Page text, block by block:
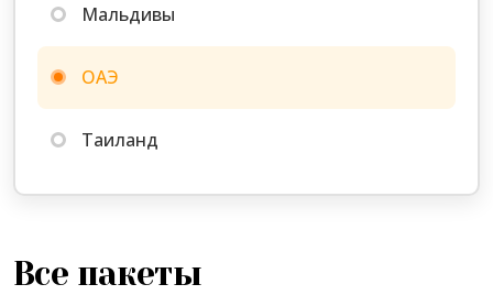
Мальдивы
ОАЭ
Таиланд
Все пакеты